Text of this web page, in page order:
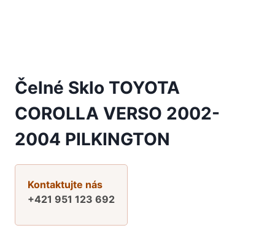
Čelné Sklo TOYOTA
COROLLA VERSO 2002-
2004 PILKINGTON
Kontaktujte nás
+421 951 123 692